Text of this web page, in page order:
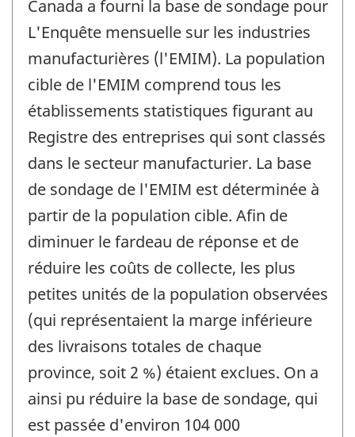
Canada a fourni la base de sondage pour
L'Enquête mensuelle sur les industries
manufacturières (l'EMIM). La population
cible de l'EMIM comprend tous les
établissements statistiques figurant au
Registre des entreprises qui sont classés
dans le secteur manufacturier. La base
de sondage de l'EMIM est déterminée à
partir de la population cible. Afin de
diminuer le fardeau de réponse et de
réduire les coûts de collecte, les plus
petites unités de la population observées
(qui représentaient la marge inférieure
des livraisons totales de chaque
province, soit 2 %) étaient exclues. On a
ainsi pu réduire la base de sondage, qui
est passée d'environ 104 000